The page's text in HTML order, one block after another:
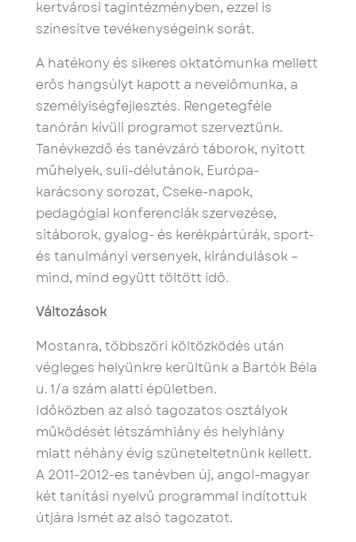
kertvárosi tagintézményben, ezzel is
színesítve tevékenységeink sorát.
A hatékony és sikeres oktatómunka mellett
erős hangsúlyt kapott a nevelőmunka, a
személyiségfejlesztés. Rengetegféle
tanórán kívüli programot szerveztünk.
Tanévkezdő és tanévzáró táborok, nyitott
műhelyek, suli-délutánok, Európa-
karácsony sorozat, Cseke-napok,
pedagógiai konferenciák szervezése,
sítáborok, gyalog- és kerékpártúrák, sport-
és tanulmányi versenyek, kirándulások –
mind, mind együtt töltött idő.
Változások
Mostanra, többszöri költözködés után
végleges helyünkre kerültünk a Bartók Béla
u. 1/a szám alatti épületben.
Időközben az alsó tagozatos osztályok
működését létszámhiány és helyhiány
miatt néhány évig szüneteltetnünk kellett.
A 2011-2012-es tanévben új, angol-magyar
két tanítási nyelvű programmal indítottuk
útjára ismét az alsó tagozatot.